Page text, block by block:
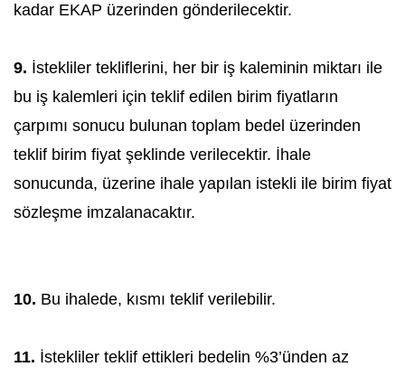
kadar EKAP üzerinden gönderilecektir.
9. İstekliler tekliflerini, her bir iş kaleminin miktarı ile
bu iş kalemleri için teklif edilen birim fiyatların
çarpımı sonucu bulunan toplam bedel üzerinden
teklif birim fiyat şeklinde verilecektir. İhale
sonucunda, üzerine ihale yapılan istekli ile birim fiyat
sözleşme imzalanacaktır.
10. Bu ihalede, kısmı teklif verilebilir.
11. İstekliler teklif ettikleri bedelin %3’ünden az